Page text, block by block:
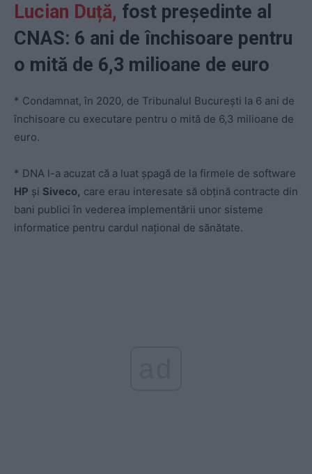
Lucian Duță, fost președinte al
CNAS: 6 ani de închisoare pentru
o mită de 6,3 milioane de euro
* Condamnat, în 2020, de Tribunalul București la 6 ani de
închisoare cu executare pentru o mită de 6,3 milioane de
euro.
* DNA l-a acuzat că a luat șpagă de la firmele de software
HP și Siveco, care erau interesate să obțină contracte din
bani publici în vederea implementării unor sisteme
informatice pentru cardul național de sănătate.